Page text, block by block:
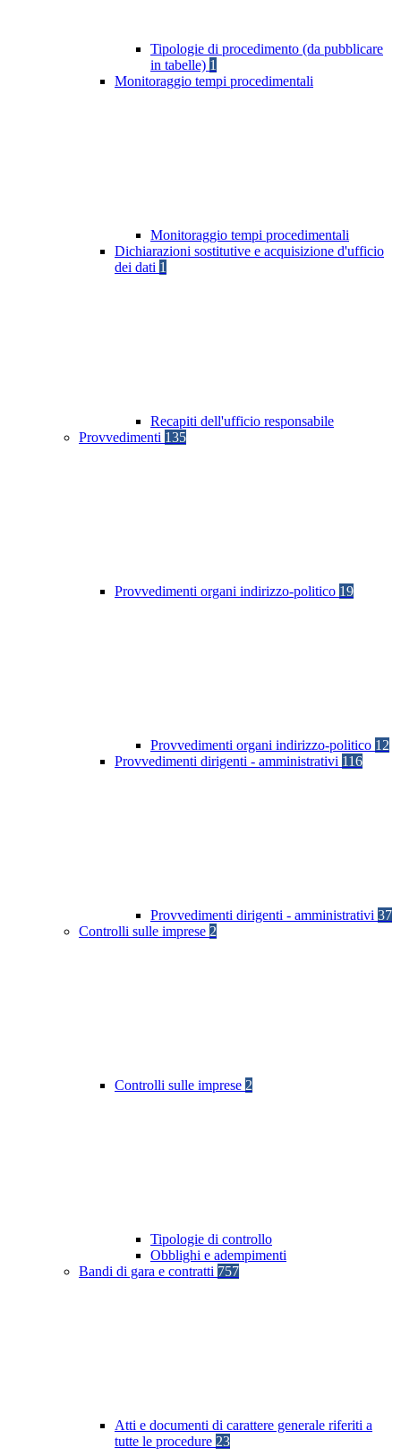
Tipologie di procedimento (da pubblicare
in tabelle) 1
Monitoraggio tempi procedimentali
Monitoraggio tempi procedimentali
Dichiarazioni sostitutive e acquisizione d'ufficio
dei dati 1
Recapiti dell'ufficio responsabile
Provvedimenti 135
Provvedimenti organi indirizzo-politico 19
Provvedimenti organi indirizzo-politico 12
Provvedimenti dirigenti - amministrativi 116
Provvedimenti dirigenti - amministrativi 37
Controlli sulle imprese 2
Controlli sulle imprese 2
Tipologie di controllo
Obblighi e adempimenti
Bandi di gara e contratti 757
Atti e documenti di carattere generale riferiti a
tutte le procedure 23